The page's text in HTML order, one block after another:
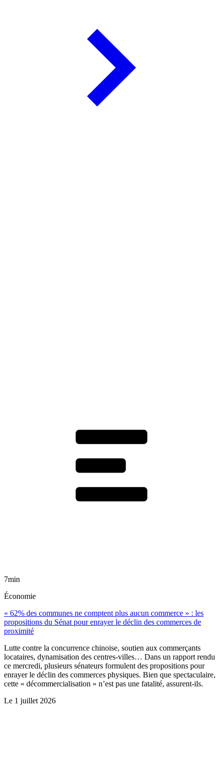
7min
Économie
« 62% des communes ne comptent plus aucun commerce » : les
propositions du Sénat pour enrayer le déclin des commerces de
proximité
Lutte contre la concurrence chinoise, soutien aux commerçants
locataires, dynamisation des centres-villes… Dans un rapport rendu
ce mercredi, plusieurs sénateurs formulent des propositions pour
enrayer le déclin des commerces physiques. Bien que spectaculaire,
cette « décommercialisation » n’est pas une fatalité, assurent-ils.
Le 1 juillet 2026